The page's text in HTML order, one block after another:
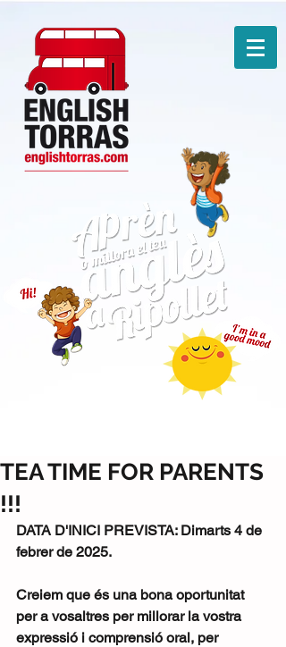
TEA TIME FOR PARENTS
!!!
DATA D'INICI PREVISTA: Dimarts 4 de
febrer de 2025.
Creiem que és una bona oportunitat
per a vosaltres per millorar la vostra
expressió i comprensió oral, per